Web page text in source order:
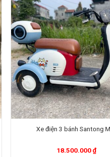
Xe điện 3 bánh Santong
18.500.000₫